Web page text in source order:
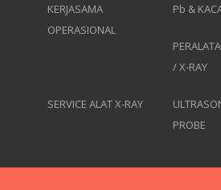
KERJASAMA
OPERASIONAL
Pb &
/ X-RAY
SERVICE ALAT X-RAY
PROBE